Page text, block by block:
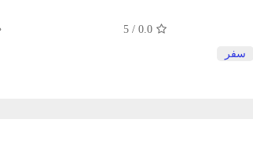
0.0
/
5
سفر